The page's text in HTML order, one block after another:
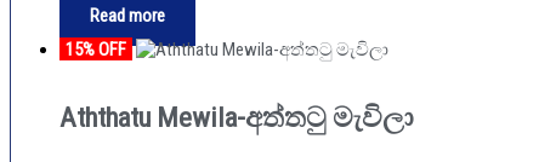
Read more
15% OFF
Aththatu Mewila-අත්තටු මැවිලා